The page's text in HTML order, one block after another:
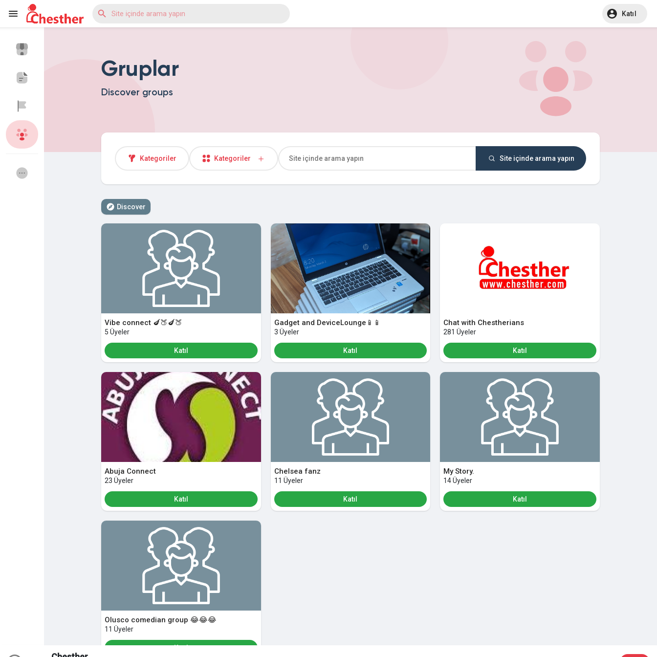
Katıl
My Groups
sayfaları sevdim
Discover Posts
Gruplar
Discover groups
Kategoriler Kategoriler Site içinde arama yapın
Discover
Vibe connect 🍆🍑🍆🍑
5 Üyeler
Katıl
Gadget and DeviceLounge📱📱
3 Üyeler
Katıl
Chat with Chestherians
281 Üyeler
Katıl
Abuja Connect
23 Üyeler
Katıl
Chelsea fanz
11 Üyeler
Katıl
My Story.
14 Üyeler
Katıl
Olusco comedian group 😂😂😂
11 Üyeler
Katıl